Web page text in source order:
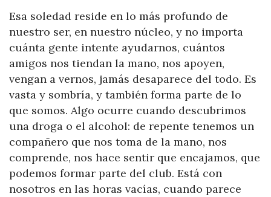
Esa soledad reside en lo más profundo de
nuestro ser, en nuestro núcleo, y no importa
cuánta gente intente ayudarnos, cuántos
amigos nos tiendan la mano, nos apoyen,
vengan a vernos, jamás desaparece del todo. Es
vasta y sombría, y también forma parte de lo
que somos. Algo ocurre cuando descubrimos
una droga o el alcohol: de repente tenemos un
compañero que nos toma de la mano, nos
comprende, nos hace sentir que encajamos, que
podemos formar parte del club. Está con
nosotros en las horas vacías, cuando parece